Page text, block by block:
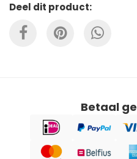
Deel dit product:
Betaal